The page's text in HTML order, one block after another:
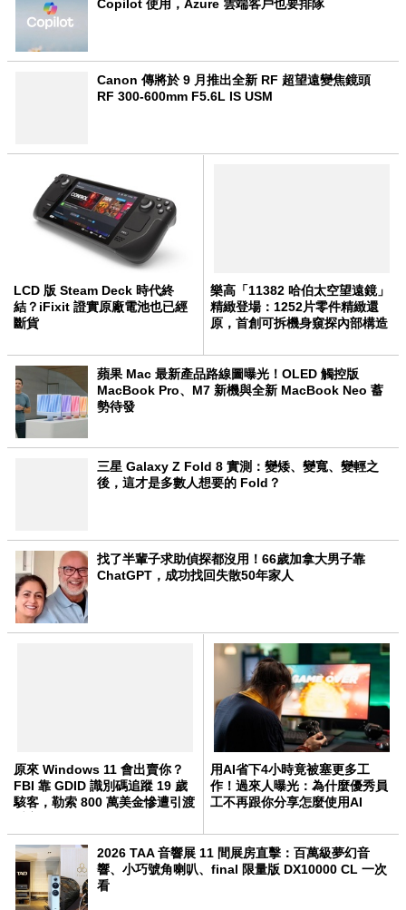
Copilot 使用，Azure 雲端客戶也要排隊
Canon 傳將於 9 月推出全新 RF 超望遠變焦鏡頭
RF 300-600mm F5.6L IS USM
LCD 版 Steam Deck 時代終
結？iFixit 證實原廠電池也已經
斷貨
樂高「11382 哈伯太空望遠鏡」
精緻登場：1252片零件精緻還
原，首創可拆機身窺探內部構造
蘋果 Mac 最新產品路線圖曝光！OLED 觸控版
MacBook Pro、M7 新機與全新 MacBook Neo 蓄
勢待發
三星 Galaxy Z Fold 8 實測：變矮、變寬、變輕之
後，這才是多數人想要的 Fold？
找了半輩子求助偵探都沒用！66歲加拿大男子靠
ChatGPT，成功找回失散50年家人
原來 Windows 11 會出賣你？
FBI 靠 GDID 識別碼追蹤 19 歲
駭客，勒索 800 萬美金慘遭引渡
用AI省下4小時竟被塞更多工
作！過來人曝光：為什麼優秀員
工不再跟你分享怎麼使用AI
2026 TAA 音響展 11 間展房直擊：百萬級夢幻音
響、小巧號角喇叭、final 限量版 DX10000 CL 一次
看